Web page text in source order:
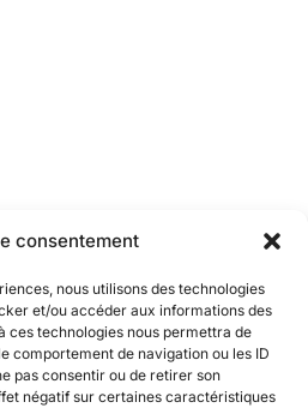
consentement
nous utilisons des technologies
et/ou accéder aux informations des
ces technologies nous permettra de
comportement de navigation ou les ID
pas consentir ou de retirer son
négatif sur certaines caractéristiques